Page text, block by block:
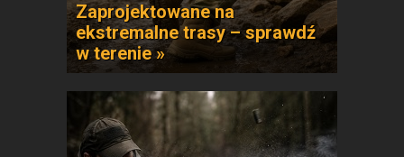
Zaprojektowane na
ekstremalne trasy – sprawdź
w terenie »